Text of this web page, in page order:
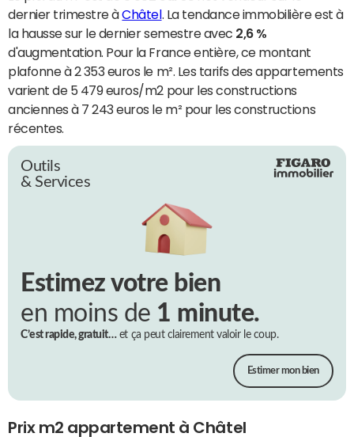
dernier trimestre àChâtel
. La tendance immobilière est à
la hausse sur le dernier semestre avec 2,6 %
d'augmentation. Pour la France entière, ce montant
plafonne à 2 353 euros le m². Les tarifs des appartements
varient de 5 479 euros/m2 pour les constructions
anciennes à 7 243 euros le m² pour les constructions
récentes.
Outils
& Services
Estimez votre bien
en moins de 1 minute.
C’est rapide, gratuit…et ça peut clairement valoir le coup.
Estimer mon bien
Prix m2 appartement à Châtel